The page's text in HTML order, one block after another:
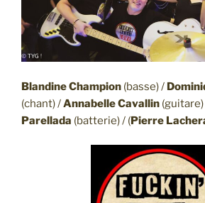
Blandine Champion (basse) /
(chant) /Annabelle Cavallin
Parellada (batterie) / (Pierre